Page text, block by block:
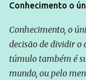
Conhecimento o
Conhecimento, o
decisão de dividir o
túmulo também é
mundo, ou pelo